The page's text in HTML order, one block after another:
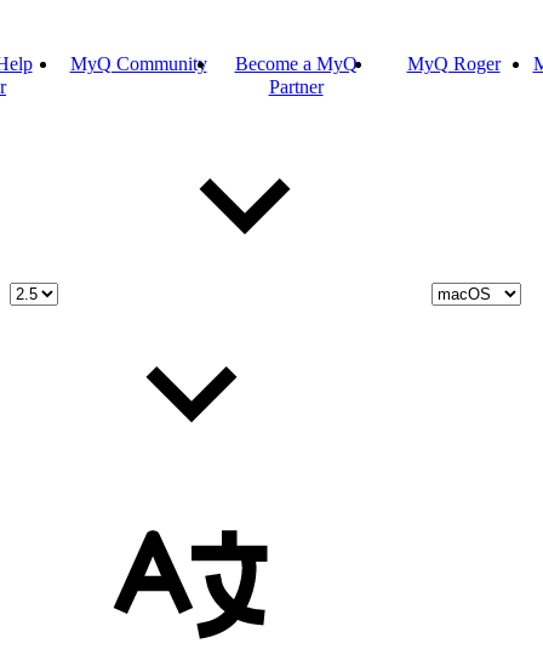
MyQ Community
Become a MyQ
Partner
MyQ Roger